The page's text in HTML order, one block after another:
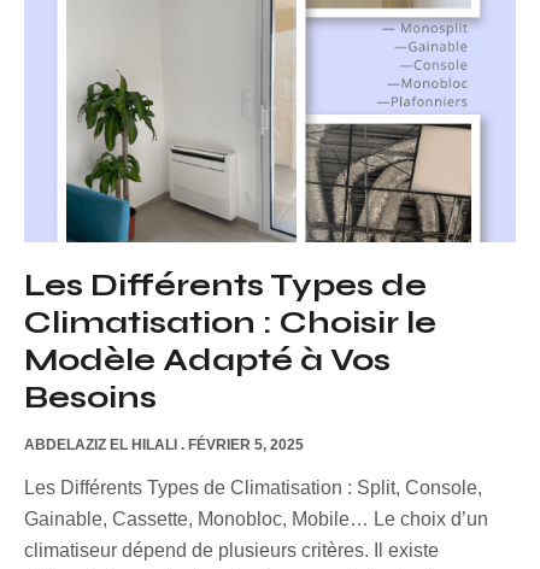
Les Différents Types de
Climatisation : Choisir le
Modèle Adapté à Vos
Besoins
ABDELAZIZ EL HILALI FÉVRIER 5, 2025
Les Différents Types de Climatisation : Split, Console,
Gainable, Cassette, Monobloc, Mobile… Le choix d’un
climatiseur dépend de plusieurs critères. Il existe